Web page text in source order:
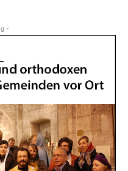
-